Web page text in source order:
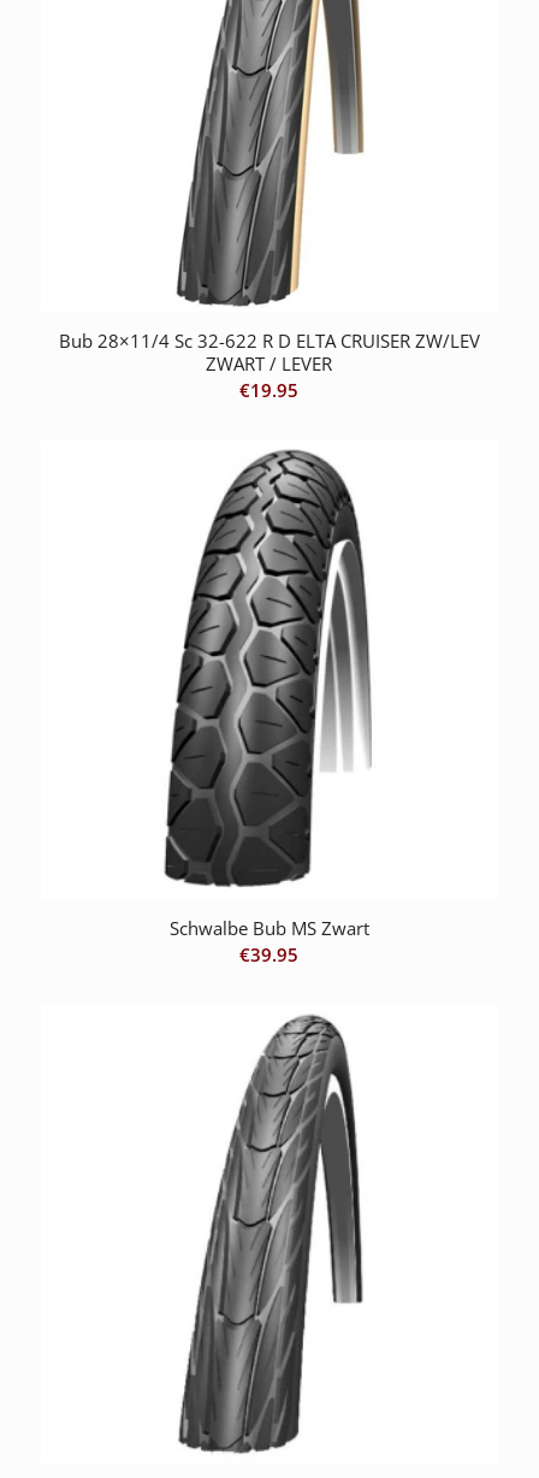
Bub 28×11/4 Sc 32-622 R D ELTA CRUISER ZW/LEV
ZWART / LEVER
€19.95
Schwalbe Bub MS Zwart
€39.95